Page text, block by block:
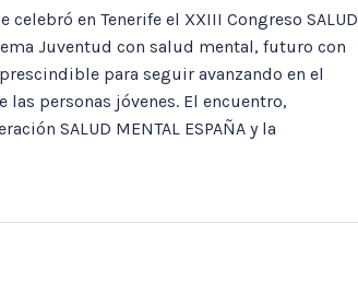
celebró en Tenerife el XXIII Congreso SALUD
lema Juventud con salud mental, futuro con
para seguir avanzando en el
las personas jóvenes. El encuentro,
SALUD MENTAL ESPAÑA y la